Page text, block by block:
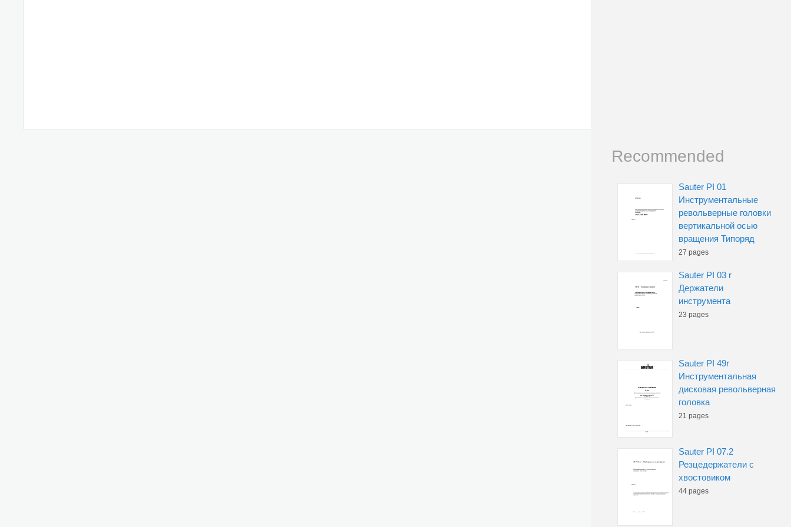
Recommended
Sauter PI 01
Инструментальные
револьверные головки
вертикальной осью
вращения Типоряд
27 pages
Sauter PI 03 r
Держатели
инструмента
23 pages
Sauter PI 49r
Инструментальная
дисковая револьверная
головка
21 pages
Sauter PI 07.2
Резцедержатели с
хвостовиком
44 pages